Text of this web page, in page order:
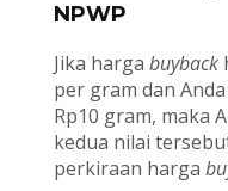
NPWP
Jika harga buyback
per gram dan
Rp10 gram, maka
kedua nilai
perkiraan harga